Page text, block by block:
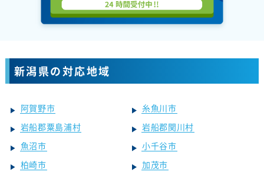
新潟県の対応地域
阿賀野市
糸魚川市
岩船郡粟島浦村
岩船郡関川村
魚沼市
小千谷市
柏崎市
加茂市